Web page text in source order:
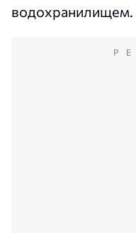
водохранилищем.